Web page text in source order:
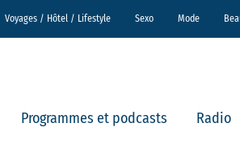
Voyages / Hôtel / Lifestyle Sexo Mode
Programmes et podcasts Radio